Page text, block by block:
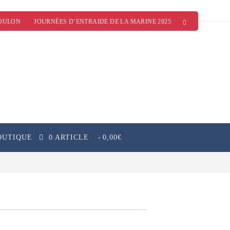
JOURNÉES D’ENTRAIDE DE LA MARINE 2025
0 ARTICLE 0,00€